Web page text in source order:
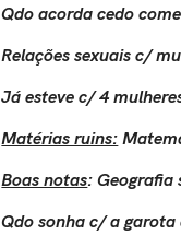
Qdo acorda cedo
Relações sexuais c/
Já esteve c/ 4
Matérias ruins:
Boas notas: Geografia
Qdo sonha c/ a garota